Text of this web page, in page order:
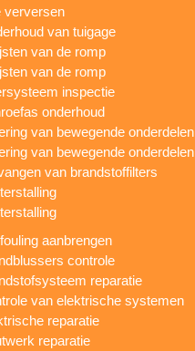
verversen
van tuigage
van de romp
van de romp
inspectie
onderhoud
van bewegende onderdelen
van bewegende onderdelen
van brandstoffilters
aanbrengen
controle
reparatie
van elektrische systemen
reparatie
reparatie